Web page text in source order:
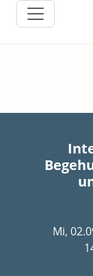
Mi,